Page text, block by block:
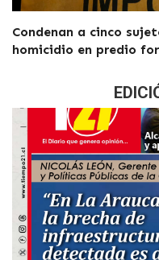
Condenan a cinco
homicidio en predio